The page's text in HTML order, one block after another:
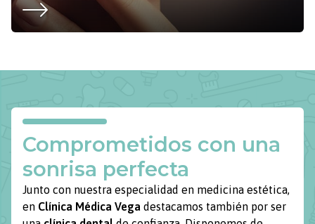
Comprometidos con una
sonrisa perfecta
Junto con nuestra especialidad en medicina estética,
en
Clínica Médica Vega
destacamos también por ser
unaclínica dental
de confianza. Disponemos de
centros en
Santiago de Compostela